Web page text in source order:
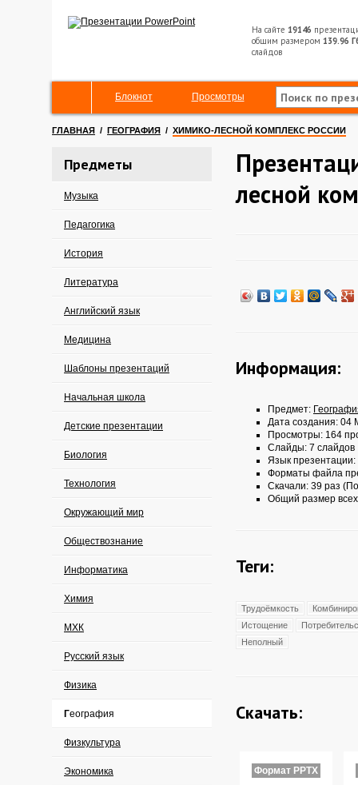
На сайте 19146
общим размером 139.96
слайдов
Блокнот Просмотры
ГЛАВНАЯ / ГЕОГРАФИЯ / ХИМИКО-ЛЕСНОЙ КОМПЛЕКС РОССИИ
Предметы
Музыка
Педагогика
История
Литература
Английский язык
Медицина
Шаблоны презентаций
Начальная школа
Детские презентации
Биология
Технология
Окружающий мир
Обществознание
Информатика
Химия
МХК
Русский язык
Физика
География
Физкультура
Экономика
лесной
Информация:
Предмет:
Дата создания: 04
Просмотры: 164
Слайды: 7 слайдов
Язык презентации:
Форматы файла
Скачали: 39 раз
Общий размер
Теги:
Трудоёмкость
Истощение
Неполный
Скачать:
Формат PPTX